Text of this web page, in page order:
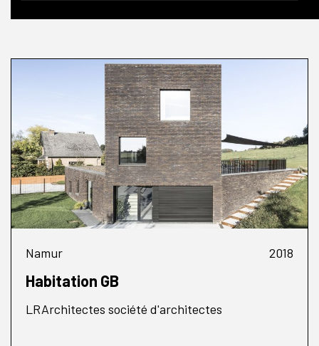
Namur 2018
Habitation GB
LRArchitectes société d'architectes